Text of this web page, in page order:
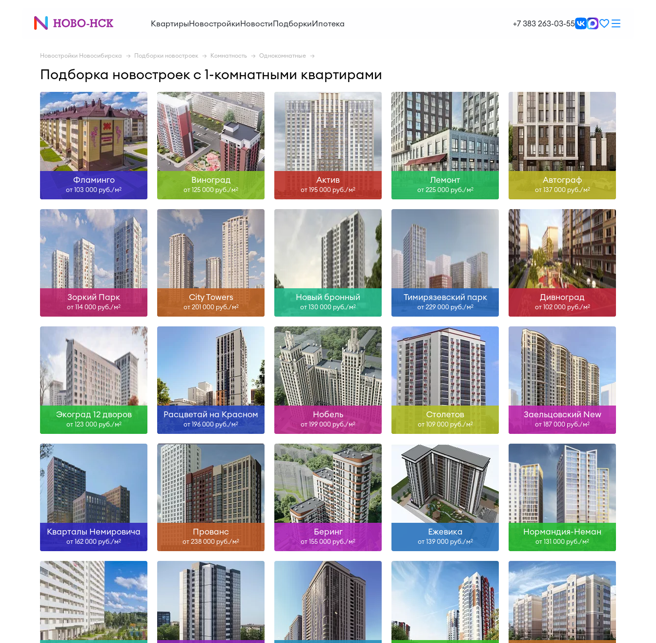
КвартирыНовостройкиНовостиПодборкиИпотека +7 383 263-03-55
Новостройки Новосибирска Подборки новостроек Комнатность Однокомнатные
Подборка новостроек с 1-комнатными квартирами
Фламинго
от 103 000 руб./м2
Сдан, II-27
Виноград
от 125 000 руб./м2
Актив
от 195 000 руб./м2
Лемонт
от 225 000 руб./м2
Автограф
от 137 000 руб./м2
Зоркий Парк
от 114 000 руб./м2
Сдан, II-27
Узнать больше
City Towers
от 201 000 руб./м2
IV-28
Узнать больше
Новый бронный
от 130 000 руб./м2
II-28
Узнать больше
Тимирязевский парк
от 229 000 руб./м2
I-29
Узнать больше
Дивноград
от 102 000 руб./м2
IV-26
Узнать больше
Экоград 12 дворов
от 123 000 руб./м2
III-27, IV-28
Узнать больше
Расцветай на Красном
от 196 000 руб./м2
III-26, I-27
Узнать больше
Нобель
от 199 000 руб./м2
Сдан
Узнать больше
Столетов
от 109 000 руб./м2
IV-27
Узнать больше
Заельцовский New
от 187 000 руб./м2
Сдан
Узнать больше
Кварталы Немировича
от 162 000 руб./м2
Сдан, II-29
Узнать больше
Прованс
от 238 000 руб./м2
Сдан
Узнать больше
Беринг
от 155 000 руб./м2
Сдан, I-29
Узнать больше
Ежевика
от 139 000 руб./м2
Сдан
Узнать больше
Нормандия-Неман
от 131 000 руб./м2
Сдан
Узнать больше
Сдан, II-29
Узнать больше
Сдан
Узнать больше
Сдан, II-27
Узнать больше
Сдан
Узнать больше
I-29
Узнать больше
Сдан
Узнать больше
IV-26, IV-27
Узнать больше
IV-26, IV-27, I-28
Узнать больше
Сдан
Узнать больше
Сдан
Узнать больше